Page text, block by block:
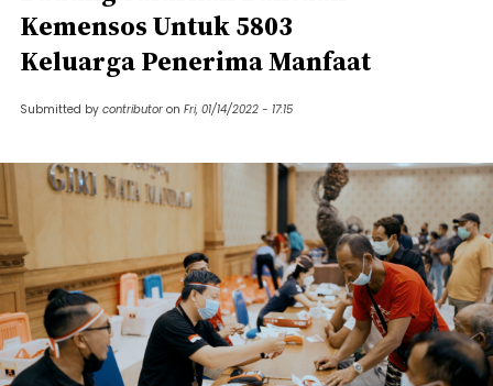
Kemensos Untuk 5803
Keluarga Penerima Manfaat
Submitted by contributor on Fri, 01/14/2022 - 17:15